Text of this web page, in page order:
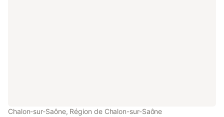
Chalon-sur-Saône, Région de Chalon-sur-Saône